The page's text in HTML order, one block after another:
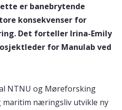
er banebrytende
konsekvenser for
Det forteller Irina-Emily
for Manulab ved
NTNU og Møreforsking
maritim næringsliv utvikle ny